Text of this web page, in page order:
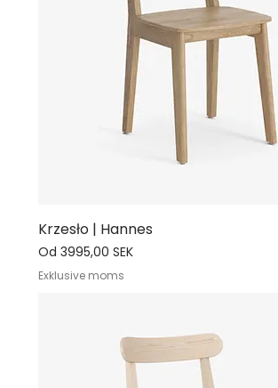
Krzesło | Hannes
Od3995,00 SEK
Cena rabatowa